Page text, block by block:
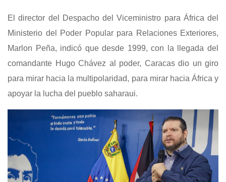
El director del Despacho del Viceministro para África del
Ministerio del Poder Popular para Relaciones Exteriores,
Marlon Peña, indicó que desde 1999, con la llegada del
comandante Hugo Chávez al poder, Caracas dio un giro
para mirar hacia la multipolaridad, para mirar hacia África y
apoyar la lucha del pueblo saharaui.